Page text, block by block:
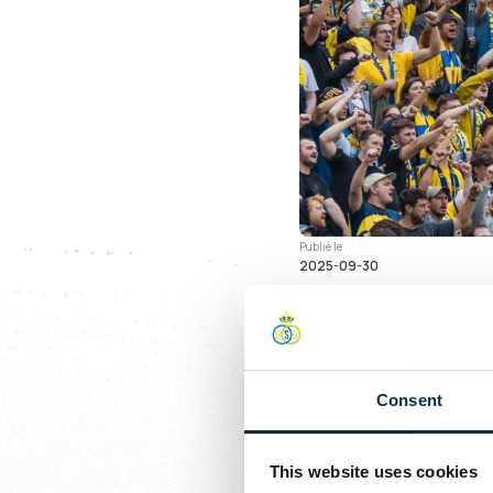
Consent
This website uses cookies
Publié le
2025-09-30
Bruges, avec
obligatoire, les
ticketing.